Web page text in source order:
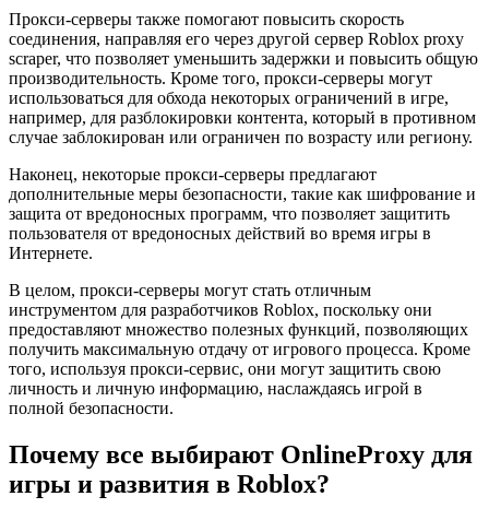
Прокси-серверы также помогают повысить скорость
соединения, направляя его через другой сервер Roblox proxy
scraper, что позволяет уменьшить задержки и повысить общую
производительность. Кроме того, прокси-серверы могут
использоваться для обхода некоторых ограничений в игре,
например, для разблокировки контента, который в противном
случае заблокирован или ограничен по возрасту или региону.
Наконец, некоторые прокси-серверы предлагают
дополнительные меры безопасности, такие как шифрование и
защита от вредоносных программ, что позволяет защитить
пользователя от вредоносных действий во время игры в
Интернете.
В целом, прокси-серверы могут стать отличным
инструментом для разработчиков Roblox, поскольку они
предоставляют множество полезных функций, позволяющих
получить максимальную отдачу от игрового процесса. Кроме
того, используя прокси-сервис, они могут защитить свою
личность и личную информацию, наслаждаясь игрой в
полной безопасности.
Почему все выбирают OnlineProxy для
игры и развития в Roblox?